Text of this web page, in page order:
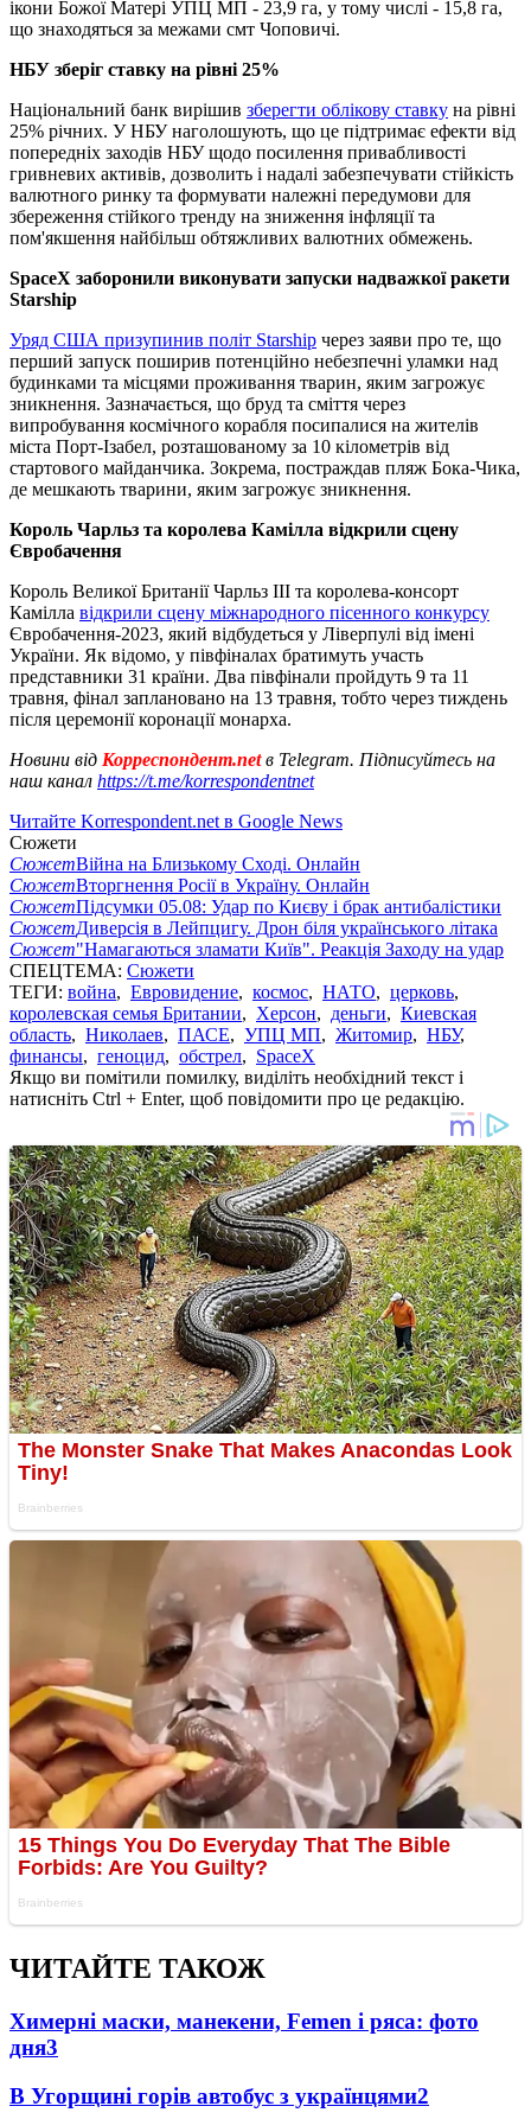
ікони Божої Матері УПЦ МП - 23,9 га, у тому числі - 15,8 га,
що знаходяться за межами смт Чоповичі.
НБУ зберіг ставку на рівні 25%
Національний банк вирішив зберегти облікову ставку на рівні
25% річних. У НБУ наголошують, що це підтримає ефекти від
попередніх заходів НБУ щодо посилення привабливості
гривневих активів, дозволить і надалі забезпечувати стійкість
валютного ринку та формувати належні передумови для
збереження стійкого тренду на зниження інфляції та
пом'якшення найбільш обтяжливих валютних обмежень.
SpaceX заборонили виконувати запуски надважкої ракети
Starship
Уряд США призупинив політ Starship через заяви про те, що
перший запуск поширив потенційно небезпечні уламки над
будинками та місцями проживання тварин, яким загрожує
зникнення. Зазначається, що бруд та сміття через
випробування космічного корабля посипалися на жителів
міста Порт-Ізабел, розташованому за 10 кілометрів від
стартового майданчика. Зокрема, постраждав пляж Бока-Чика,
де мешкають тварини, яким загрожує зникнення.
Король Чарльз та королева Камілла відкрили сцену
Євробачення
Король Великої Британії Чарльз ІІІ та королева-консорт
Камілла відкрили сцену міжнародного пісенного конкурсу
Євробачення-2023, який відбудеться у Ліверпулі від імені
України. Як відомо, у півфіналах братимуть участь
представники 31 країни. Два півфінали пройдуть 9 та 11
травня, фінал заплановано на 13 травня, тобто через тиждень
після церемонії коронації монарха.
Новини від Корреспондент.netв Telegram. Підписуйтесь на
наш канал https://t.me/korrespondentnet
Читайте Korrespondent.net в Google News
Сюжети
СюжетВійна на Близькому Сході. Онлайн
СюжетВторгнення Росії в Україну. Онлайн
СюжетПідсумки 05.08: Удар по Києву і брак антибалістики
СюжетДиверсія в Лейпцигу. Дрон біля українського літака
Сюжет"Намагаються зламати Київ". Реакція Заходу на удар
СПЕЦТЕМА: Сюжети
ТЕГИ: война, Евровидение, космос, НАТО, церковь,
королевская семья Британии, Херсон, деньги, Киевская
область, Николаев, ПАСЕ, УПЦ МП, Житомир, НБУ,
финансы, геноцид, обстрел, SpaceX
Якщо ви помітили помилку, виділіть необхідний текст і
натисніть Ctrl + Enter, щоб повідомити про це редакцію.
ЧИТАЙТЕ ТАКОЖ
Химерні маски, манекени, Femen і ряса: фото
дня3
В Угорщині горів автобус з українцями2